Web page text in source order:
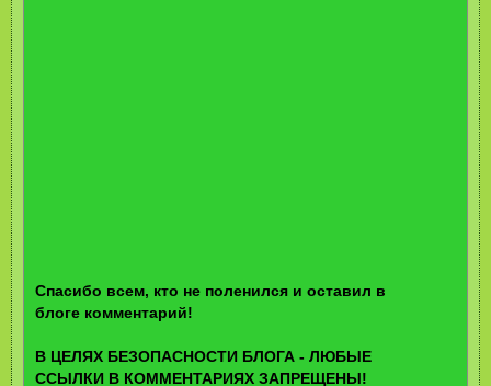
Спасибо всем, кто не поленился и оставил в
блоге комментарий!
В ЦЕЛЯХ БЕЗОПАСНОСТИ БЛОГА - ЛЮБЫЕ
ССЫЛКИ В КОММЕНТАРИЯХ ЗАПРЕЩЕНЫ!